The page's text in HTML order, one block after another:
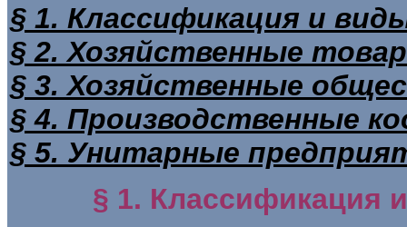
§ 1. Классификация и
§ 2. Хозяйственные
§ 3. Хозяйственные
§ 4. Производственные
§ 5. Унитарные
§ 1. Классификация